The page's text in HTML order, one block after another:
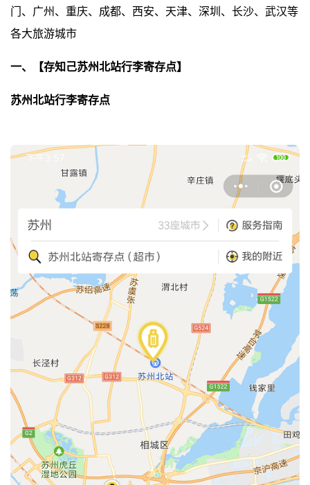
门、广州、重庆、成都、西安、天津、深圳、长沙、武汉等
各大旅游城市
一、【存知己苏州北站行李寄存点】
苏州北站行李寄存点